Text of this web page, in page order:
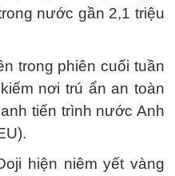
nước gần 2,1 triệu
trong phiên cuối tuần
nơi trú ẩn an toàn
tiến trình nước Anh
hiện niêm yết vàng